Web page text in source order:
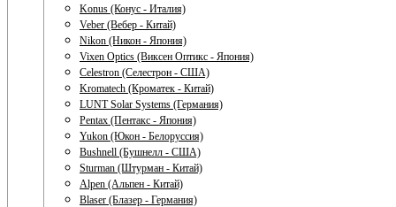
Konus (Конус - Италия)
Veber (Вебер - Китай)
Nikon (Никон - Япония)
Vixen Optics (Виксен Оптикс - Япония)
Celestron (Селестрон - США)
Kromatech (Кроматек - Китай)
LUNT Solar Systems (Германия)
Pentax (Пентакс - Япония)
Yukon (Юкон - Белоруссия)
Bushnell (Бушнелл - США)
Sturman (Штурман - Китай)
Alpen (Альпен - Китай)
Blaser (Блазер - Германия)